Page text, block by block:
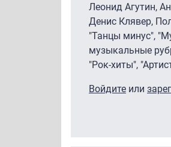
Леонид Агутин,
Денис Клявер,
"Танцы минус",
музыкальные
"Рок-хиты",
Войдите или